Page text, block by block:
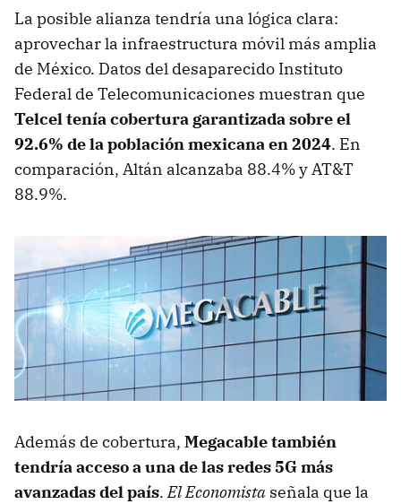
La posible alianza tendría una lógica clara:
aprovechar la infraestructura móvil más amplia
de México. Datos del desaparecido Instituto
Federal de Telecomunicaciones muestran que
Telcel tenía cobertura garantizada sobre el
92.6% de la población mexicana en 2024. En
comparación, Altán alcanzaba 88.4% y AT&T
88.9%.
Además de cobertura, Megacable también
tendría acceso a una de las redes 5G más
avanzadas del país.El Economista señala que la